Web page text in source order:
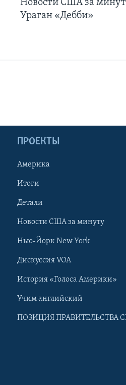
Новости США за
Ураган «Дебби»
ПРОЕКТЫ
Америка
Итоги
Детали
Новости США за минуту
Нью-Йорк New York
Дискуссия VOA
История «Голоса Америки»
Учим английский
ПОЗИЦИЯ ПРАВИТЕЛЬСТВА